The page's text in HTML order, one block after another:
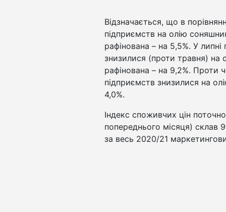
Відзначається, що в
підприємств на олію
рафінована – на 5,5%. У липні
знизилися (проти травня) на
рафінована – на 9,2%. Проти
підприємств знизилися на
4,0%.
Індекс споживчих цін
попереднього місяця) склав
за весь 2020/21